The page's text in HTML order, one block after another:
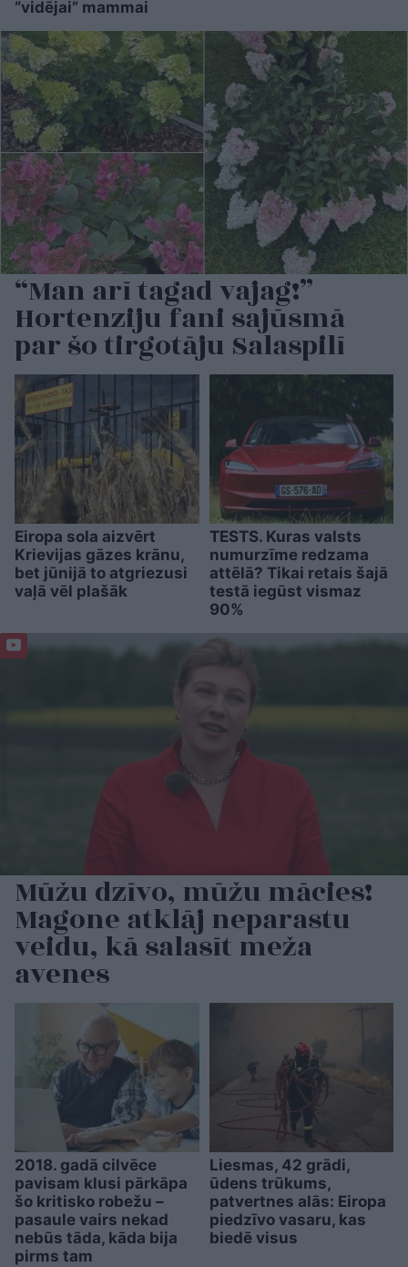
“vidējai” mammai
“Man arī tagad vajag!”
Hortenziju fani sajūsmā
par šo tirgotāju Salaspilī
Eiropa sola aizvērt
Krievijas gāzes krānu,
bet jūnijā to atgriezusi
vaļā vēl plašāk
TESTS. Kuras valsts
numurzīme redzama
attēlā? Tikai retais šajā
testā iegūst vismaz
90%
Mūžu dzīvo, mūžu mācies!
Magone atklāj neparastu
veidu, kā salasīt meža
avenes
2018. gadā cilvēce
pavisam klusi pārkāpa
šo kritisko robežu –
pasaule vairs nekad
nebūs tāda, kāda bija
pirms tam
Liesmas, 42 grādi,
ūdens trūkums,
patvertnes alās: Eiropa
piedzīvo vasaru, kas
biedē visus